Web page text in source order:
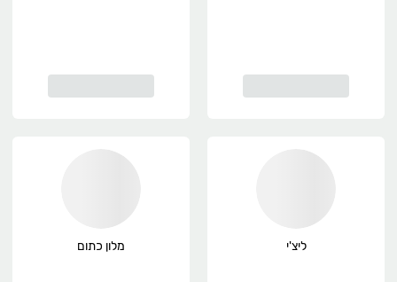
ליצ'י מלון כתום